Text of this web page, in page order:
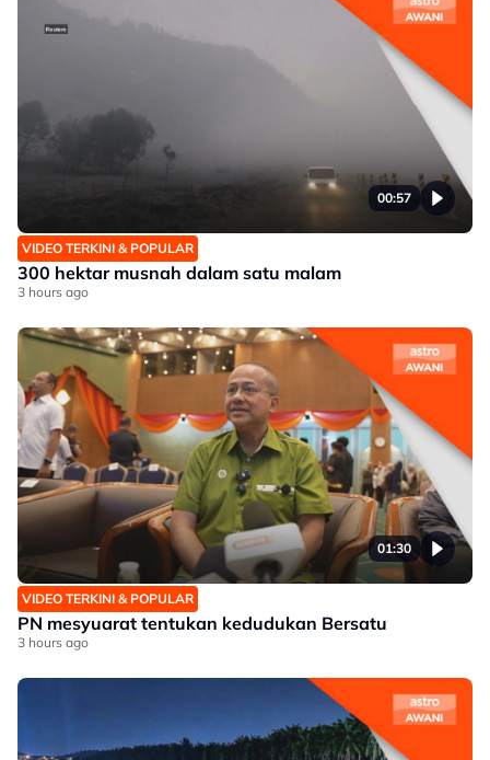
00:57
VIDEO TERKINI & POPULAR
300 hektar musnah dalam satu malam
3 hours ago
01:30
VIDEO TERKINI & POPULAR
PN mesyuarat tentukan kedudukan Bersatu
3 hours ago